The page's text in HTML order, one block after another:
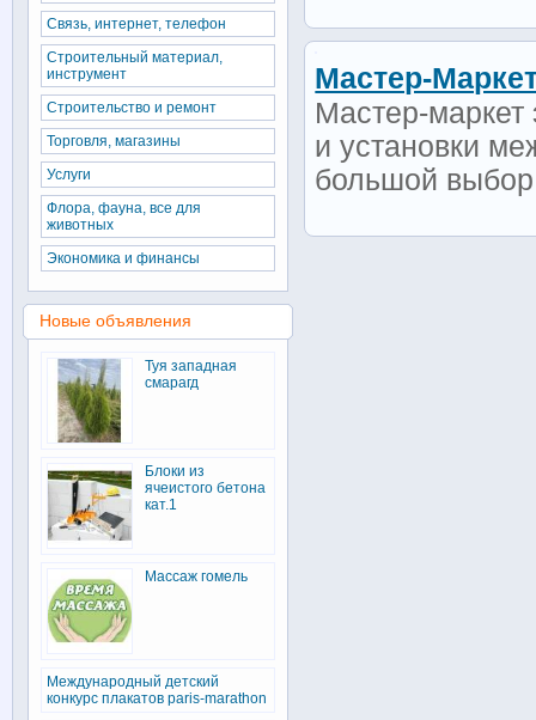
Мастер-
Мастер-маркет
и установки
большой
Связь, интернет, телефон
Строительный материал,
инструмент
Строительство и ремонт
Торговля, магазины
Услуги
Флора, фауна, все для
животных
Экономика и финансы
Новые объявления
Туя западная
смарагд
Блоки из
ячеистого бетона
кат.1
Массаж гомель
Международный детский
конкурс плакатов paris-marathon